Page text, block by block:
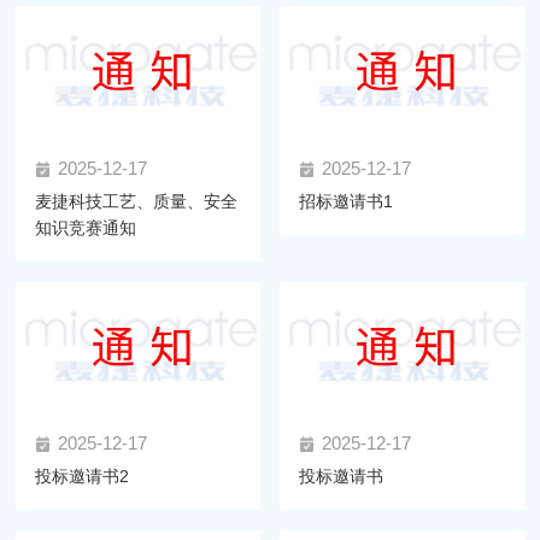
2025-12-17
麦捷科技工艺、质量、安全
知识竞赛通知
2025-12-17
招标邀请书1
2025-12-17
投标邀请书2
2025-12-17
投标邀请书